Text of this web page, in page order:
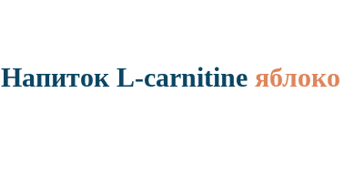
Напиток L-carnitine яблоко